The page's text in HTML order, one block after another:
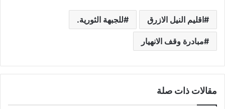
اقليم النيل الازرق للجبهة الثورية.
مبادرة وقف الانهيار
مقالات ذات صلة